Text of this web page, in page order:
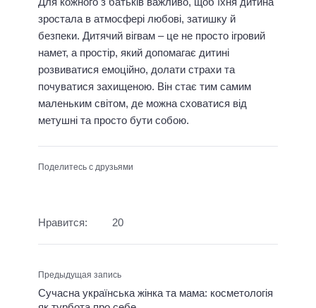
зростала в атмосфері любові, затишку й
безпеки. Дитячий вігвам – це не просто ігровий
намет, а простір, який допомагає дитині
розвиватися емоційно, долати страхи та
почуватися захищеною. Він стає тим самим
маленьким світом, де можна сховатися від
метушні та просто бути собою.
Поделитесь с друзьями
Нравится: 20
Предыдущая запись
Сучасна українська жінка та мама: косметологія